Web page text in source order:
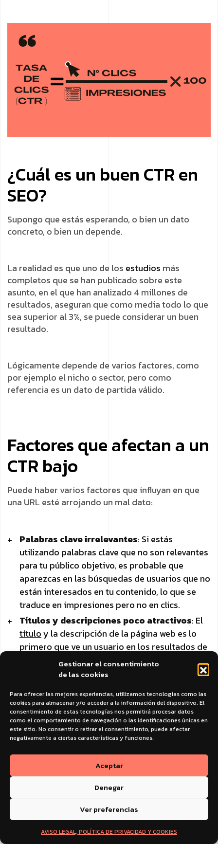
Gestionar el consentimiento
de las cookies
Para ofrecer las mejores experiencias, utilizamos tecnologías como las
cookies para almacenar y/o acceder a la información del dispositivo. El
consentimiento de estas tecnologías nos permitirá procesar datos
como el comportamiento de navegación o las identificaciones únicas en
este sitio. No consentir o retirar el consentimiento, puede afectar
negativamente a ciertas características y funciones.
Aceptar
Denegar
Ver preferencias
AVISO LEGAL, POLÍTICA DE PRIVACIDAD Y COOKIES
¿Cuál es un buen CTR en
SEO?
Supongo que estás esperando, o bien un dato
concreto, o bien un depende.
La realidad es que uno de los estudios más
completos que se han publicado sobre este
asunto, en el que han analizado 4 millones de
resultados, aseguran que como media todo lo que
sea superior al 3%, se puede considerar un buen
resultado.
Lógicamente depende de varios factores, como
por ejemplo el nicho o sector, pero como
referencia es un dato de partida válido.
Factores que afectan a un
CTR bajo
Puede haber varios factores que influyan en que
una URL esté arrojando un mal dato:
Palabras clave irrelevantes: Si estás
utilizando palabras clave que no son relevantes
para tu público objetivo, es probable que
aparezcas en las búsquedas de usuarios que no
están interesados en tu contenido, lo que se
traduce en impresiones pero no en clics.
Títulos y descripciones poco atractivos: El
títuloy la descripción de la página web es lo
primero que ve un usuario en los resultados de
búsqueda (SERP). Por muy bien que esté
realizada el estudio de palabras clave, si estos
a la acción(CTA) clara, es poco probable que el
usuario haga clic en tu enlace.
Mala visibilidad en los resultados de
búsqueda: Si tusitio webaparece en
posiciones irrelevantes, es menos probable
que los usuarios lleguen a él, y por lo tanto,
aunque se hayan cargado más resultados, no
han llegado a verlo.
Mucha competencia: En sectores con alta
competencia puede resultar difícil destacar
entre la multitud. Incluso con la optimización